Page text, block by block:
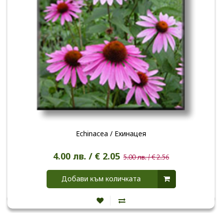
Echinacea / Ехинацея
4.00 лв. / € 2.05 5.00 лв. / € 2.56
Добави към количката